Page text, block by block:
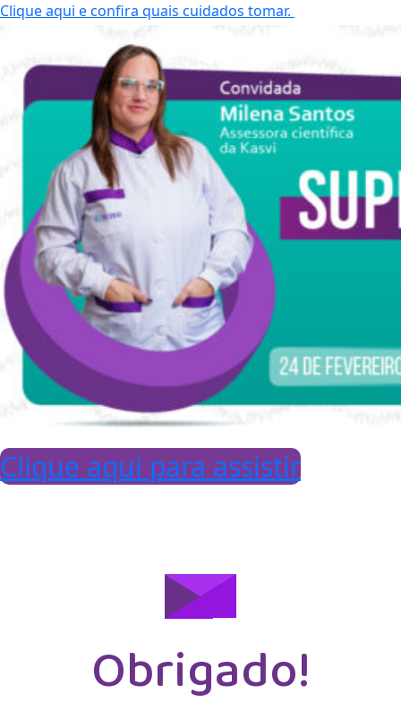
Clique aqui e confira quais cuidados tomar.
Clique aqui para assistir
Obrigado!